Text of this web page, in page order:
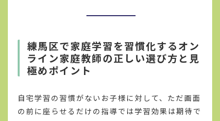
練馬区で家庭学習を習慣化するオン
ライン家庭教師の正しい選び方と見
極めポイント
自宅学習の習慣がないお子様に対して、ただ画面
の前に座らせるだけの指導では学習効果は期待で